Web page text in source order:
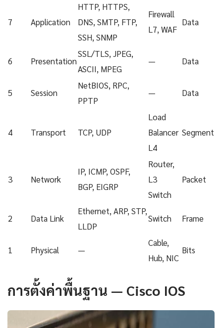
7 Application
HTTP, HTTPS,
DNS, SMTP, FTP,
SSH, SNMP
Firewall
L7, WAF
Data
6 Presentation
SSL/TLS, JPEG,
ASCII, MPEG
— Data
5 Session
NetBIOS, RPC,
PPTP
— Data
4 Transport TCP, UDP
Load
Balancer
L4
Segment
3 Network
IP, ICMP, OSPF,
BGP, EIGRP
Router,
L3
Switch
Packet
2 Data Link
Ethernet, ARP, STP,
LLDP
Switch Frame
1 Physical —
Cable,
Hub, NIC
Bits
การตั้งค่าพื้นฐาน — Cisco IOS